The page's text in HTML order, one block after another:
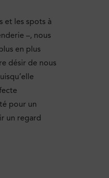
et les spots à
–, nous
en plus
désir de nous
pour un
un regard